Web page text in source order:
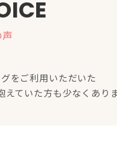
をご利用いただいた
えていた方も少なくあり